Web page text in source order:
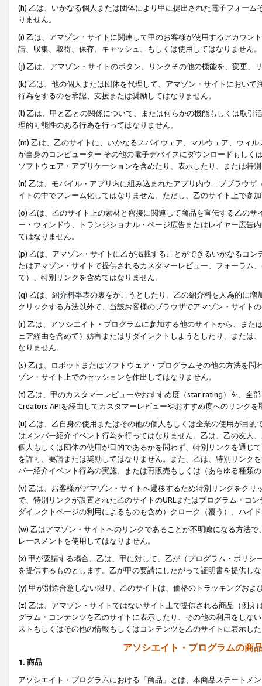
(h) 乙は、いかなる個人または団体により甲に提出された電子フォー
りません。
(i) 乙は、アマゾン・サイトに関連して甲のお客様が使用するアカウン
請、収集、取得、保存、キャッシュ、もしくは使用してはなりません。
(j) 乙は、アマゾン・サイトのボタン、リンクその他の機能を、変更、
(k) 乙は、他の個人または団体を代理して、アマゾン・サイトにおい
行為をするのを承認、支援または奨励してはなりません。
(l) 乙は、甲と乙との関係について、または何らかの機能もしくは取
理的可能性のある行為を行ってはなりません。
(m) 乙は、乙のサイトに、いかなるスパイウェア、マルウェア、ウィ
が自身のコンピューター その他の電子デバイスにダウンロードもし
ソフトウェア・アプリケーションを含めたり、表示したり、または特
(n) 乙は、モバイル・アプリ内に組み込まれたアプリ内ウェブブラウ
イトの中でフレーム化してはなりません。ただし、乙のサイト上で参
(o) 乙は、乙のサイト上の素材と密接に関連して商品を宣伝する乙の
ー・ウィンドウ、トランジショナル・ページ広告またはレイヤー広告
てはなりません。
(p) 乙は、アマゾン・サイトに乙が掲載することができるいかなるコ
たはアマゾン・サイトで提供されるカスタマーレビュー、フォーラム
て）、特別リンクを含めてはなりません。
(q) 乙は、 紹介料率表の裏をかこうとしたり、乙の紹介料を人為的に
クリックする方法以外で、当該お客様のブラウザでアマゾン・サイト
(r) 乙は、アソシエイト・プログラムに参加する他のサイトから、ま
ェア経由を含めて）妨害またはリダイレクトしようとしたり、または
なりません。
(s) 乙は、ロボットまたはソフトウェア・プログラムその他の方法を
ゾン・サイト上でのセッションを作出してはなりません。
(t) 乙は、甲のカスタマーレビューやおすすめ度（star rating）を、全
Creators APIを経由してカスタマーレビューやおすすめ度へのリンクを
(u) 乙は、乙自身の使用またはその他の個人もしくは企業の使用が目
はメンバー紹介イベント行為を行ってはなりません。乙は、乙の友人
個人もしくは団体の使用が目的であるかを問わず、特別リンクを通じ
を許可、要請または奨励してはなりません。また、乙は、特別リンク
バー紹介イベント行為の実施、または再販売もしくは（あらゆる種類
(v) 乙は、お客様がアマゾン・サイトへ遷移するため特別リンクをク
で、特別リンクが設置された乙のサイトのURLまたはプログラム・コ
ダイレクトページの利用によるものも含め）クローク（覆う）、ハイ
(w) 乙はアマゾン・サイトへのリンクであることが不明瞭になる方法
レースメントを使用してはなりません。
(x) 甲が要請する場合、乙は、甲に対して、乙が（プログラム・ポリ
を提供するものとします。乙が甲の要請にしたがって証明書を提供し
(y) 甲が別途合意しない限り、乙のサイトは、価格のトラッキングお
(z) 乙は、アマゾン・サイトではないサイト上で提供される商品（例
グラム・コンテンツを乙のサイトに表示したり、その他の利用をしな
ストもしくはその他の情報もしくはコンテンツを乙のサイトに表示し
アソシエイト・プログラムの商
1. 商品
アソシエイト・プログラムにおける「商品」とは、本商品ステートメ